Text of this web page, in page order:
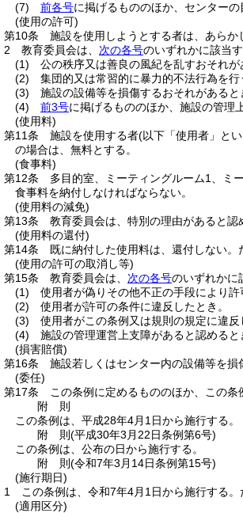
(7)
前各号に掲げるもののほか、センター
(使用の許可)
第10条
施設を使用しようとする者は、あらか
2
教育委員会は、 次の各号のいずれかに該当
(1)
公の秩序又は善良の風紀を乱すおそれが
(2)
集団的又は常習的に暴力的不法行為を
(3)
施設の設備等を損傷するおそれがあると
(4)
前3号に掲げるもののほか、施設の管理
(使用料)
第11条
施設を使用する者(以下「使用者」と
の場合は、無料とする。
(食事料)
第12条
多目的室、ミーティングルーム1、ミ
食事料を納付しなければならない。
(使用料の減免)
第13条
教育委員会は、特別の理由があると認
(使用料の還付)
第14条
既に納付した使用料は、還付しない。
(使用の許可の取消し等)
第15条
教育委員会は、 次の各号のいずれかに
(1)
使用者が偽りその他不正の手段により許
(2)
使用者が許可の条件に違反したとき。
(3)
使用者がこの条例又は規則の規定に違反
(4)
施設の管理運営上支障があると認めると
(損害賠償)
第16条
施設若しくはセンター内の設備等を損
(委任)
第17条
この条例に定めるもののほか、この条
附 則
この条例は、平成28年4月1日から施行する。
附 則(平成30年3月22日条例第6号)
この条例は、公布の日から施行する。
附 則(令和7年3月14日条例第15号)
(施行期日)
1
この条例は、令和7年4月1日から施行する。
(適用区分)